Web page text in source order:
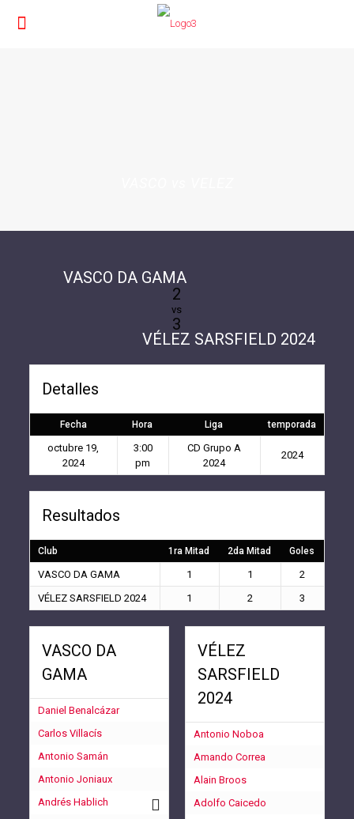
VASCO DA GAMA
2
vs
3
VÉLEZ SARSFIELD 2024
Detalles
Fecha Hora Liga temporada
octubre 19,
2024
3:00
pm
CD Grupo A
2024
2024
Resultados
Club 1ra Mitad 2da Mitad Goles
VASCO DA GAMA 1 1
2
VÉLEZ SARSFIELD 2024
1 2 3
VASCO DA
GAMA
Daniel Benalcázar
Carlos Villacís
Antonio Samán
Antonio Joniaux
Andrés Hablich
VÉLEZ
SARSFIELD
2024
Antonio Noboa
Amando Correa
Alain Broos
Adolfo Caicedo